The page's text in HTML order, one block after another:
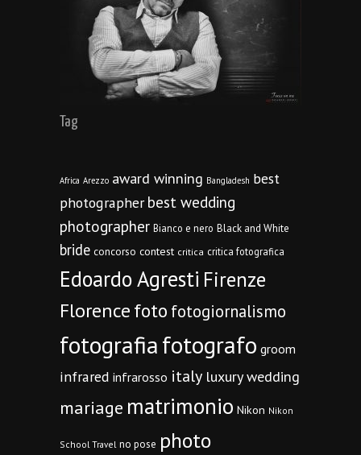
Tag
Africa Arezzo award winning Bangladesh best
photographer best wedding
photographer Bianco e nero Black and White
bride concorso contest critica critica fotografica
Edoardo Agresti Firenze
Florencefoto fotogiornalismo
fotografiafotografo groom
infrared infrarosso italy luxury wedding
mariage matrimonio Nikon Nikon
School Travel no pose photo